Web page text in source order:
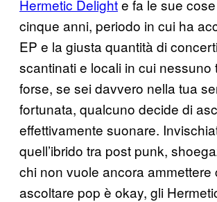
Hermetic Delighte fa le sue
cinque anni, periodo in cui ha
EP e la giusta quantità di
scantinati e locali in cui nessuno
forse, se sei davvero nella tua
fortunata, qualcuno decide di
effettivamente suonare.
quell’ibrido tra post punk,
chi non vuole ancora ammettere
ascoltare pop è okay, gli